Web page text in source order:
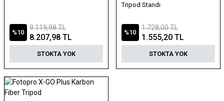
%10
9.119,98 TL
8.207,98 TL
STOKTA YOK
Tripod Standı
%10
1.728,00 TL
1.555,20 TL
STOKTA YOK